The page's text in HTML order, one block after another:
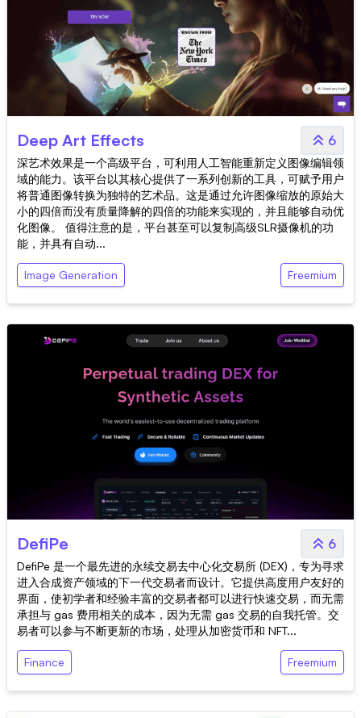
Deep Art Effects 6
深艺术效果是一个高级平台，可利用人工智能重新定义图像编辑领
域的能力。该平台以其核心提供了一系列创新的工具，可赋予用户
将普通图像转换为独特的艺术品。这是通过允许图像缩放的原始大
小的四倍而没有质量降解的四倍的功能来实现的，并且能够自动优
化图像。 值得注意的是，平台甚至可以复制高级SLR摄像机的功
能，并具有自动...
Image Generation Freemium
DefiPe 6
DefiPe 是一个最先进的永续交易去中心化交易所 (DEX)，专为寻求
进入合成资产领域的下一代交易者而设计。它提供高度用户友好的
界面，使初学者和经验丰富的交易者都可以进行快速交易，而无需
承担与 gas 费用相关的成本，因为无需 gas 交易的自我托管。交
易者可以参与不断更新的市场，处理从加密货币和 NFT...
Finance Freemium